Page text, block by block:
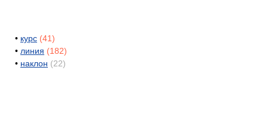
• курс (41)
• линия (182)
• наклон (22)